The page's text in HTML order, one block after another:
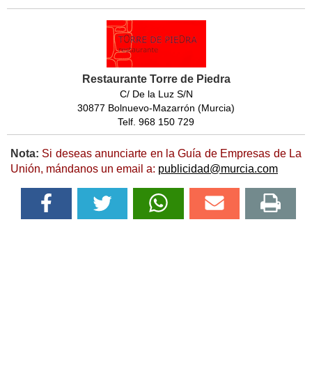
Restaurante Torre de Piedra
C/ De la Luz S/N
30877 Bolnuevo-Mazarrón (Murcia)
Telf. 968 150 729
Nota: Si deseas anunciarte en la Guía de Empresas de La
Unión, mándanos un email a: publicidad@murcia.com